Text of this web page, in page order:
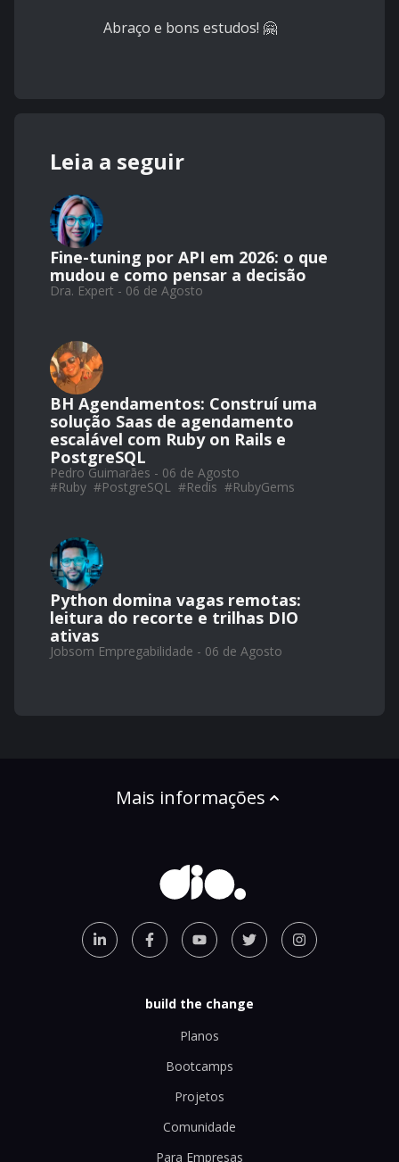
Abraço e bons estudos! 🤗
Leia a seguir
Fine-tuning por API em 2026: o que
mudou e como pensar a decisão
Dra. Expert - 06 de Agosto
BH Agendamentos: Construí uma
solução Saas de agendamento
escalável com Ruby on Rails e
PostgreSQL
Pedro Guimarães - 06 de Agosto
#Ruby #PostgreSQL #Redis #RubyGems
Python domina vagas remotas:
leitura do recorte e trilhas DIO
ativas
Jobsom Empregabilidade - 06 de Agosto
Mais informações
build the change
Planos
Bootcamps
Projetos
Comunidade
Para Empresas